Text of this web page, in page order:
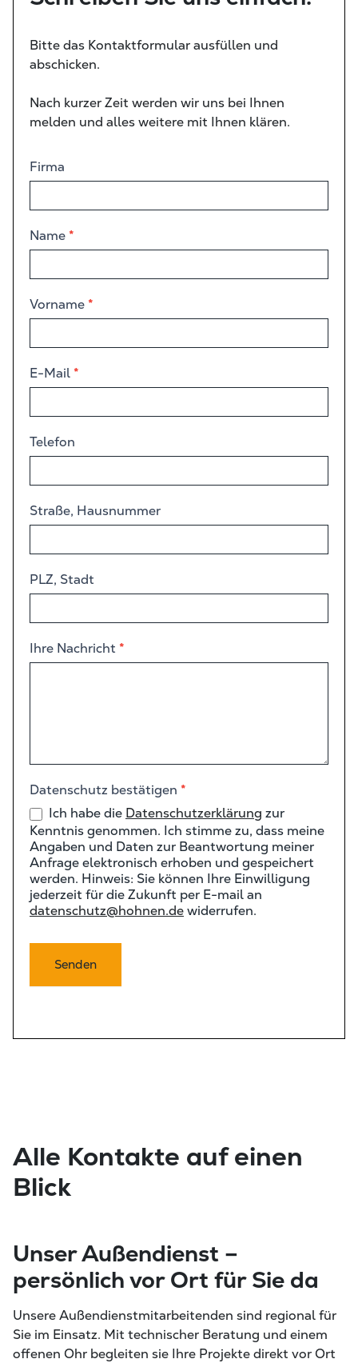
Bitte das Kontaktformular ausfüllen und
abschicken.
Nach kurzer Zeit werden wir uns bei Ihnen
melden und alles weitere mit Ihnen klären.
Kontaktformular
Firma
Name *
Vorname *
E-Mail *
Telefon
Straße, Hausnummer
PLZ, Stadt
Ihre Nachricht *
Datenschutz bestätigen *
Ich habe die Datenschutzerklärung zur
Kenntnis genommen. Ich stimme zu, dass meine
Angaben und Daten zur Beantwortung meiner
Anfrage elektronisch erhoben und gespeichert
werden. Hinweis: Sie können Ihre Einwilligung
jederzeit für die Zukunft per E-mail an
datenschutz@hohnen.dewiderrufen.
Senden
Alle Kontakte auf einen
Blick
Unser Außendienst –
persönlich vor Ort für Sie da
Unsere Außendienstmitarbeitenden sind regional für
Sie im Einsatz. Mit technischer Beratung und einem
offenen Ohr begleiten sie Ihre Projekte direkt vor Ort